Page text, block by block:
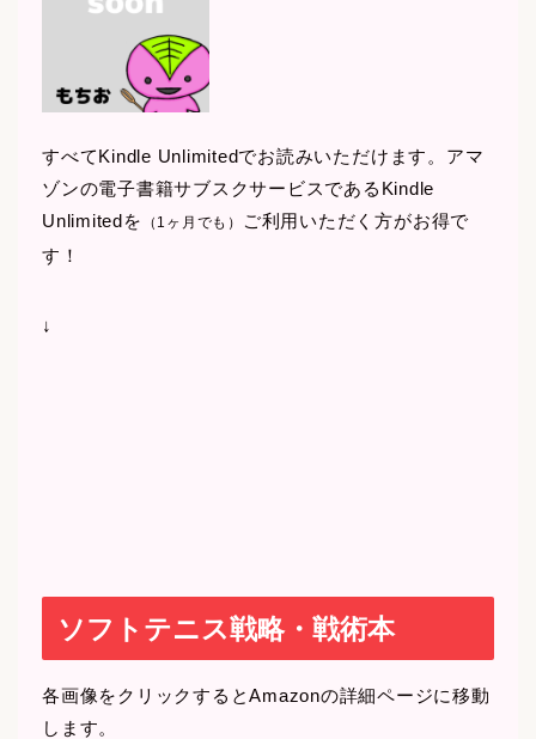
すべてKindle Unlimitedでお読みいただけます。アマ
ゾンの電子書籍サブスクサービスであるKindle
Unlimitedを
（1ヶ月でも）
ご利用いただく方がお得で
す！
↓
ソフトテニス戦略・戦術本
各画像をクリックするとAmazonの詳細ページに移動
します。